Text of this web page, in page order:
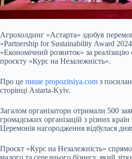
Агрохолдинг «Астарта» здобув
«Partnership for Sustainability Award
«Економічний розвиток» за реалізацію
проєкту «Курс на Незалежність».
Про це пише propozitsiya.com з
сторінці Astarta-Kyiv.
Загалом організатори отримали 500
громадських організацій з різних
Церемонія нагородження відбулася
Проєкт «Курс на Незалежність»